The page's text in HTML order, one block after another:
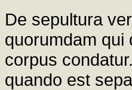
De sepultura
quorumdam qui
corpus
quando est